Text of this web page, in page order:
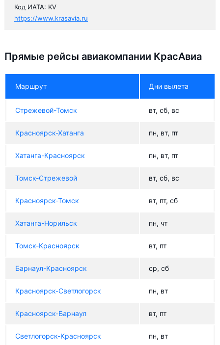
Код ИАТА: KV
https://www.krasavia.ru
Прямые рейсы авиакомпании КрасАвиа
Маршрут Дни вылета
Стрежевой-Томск вт, сб, вс
Красноярск-Хатанга пн, вт, пт
Хатанга-Красноярск пн, вт, пт
Томск-Стрежевой вт, сб, вс
Красноярск-Томск вт, пт, сб
Хатанга-Норильск пн, чт
Томск-Красноярск вт, пт
Барнаул-Красноярск ср, сб
Красноярск-Светлогорск пн, вт
Красноярск-Барнаул вт, пт
Светлогорск-Красноярск пн, вт